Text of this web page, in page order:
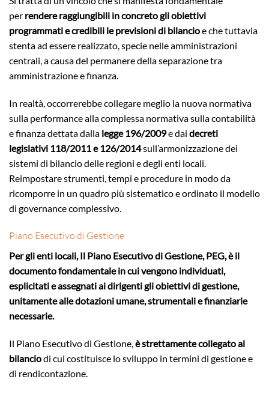
per rendere raggiungibili in concreto gli obiettivi
programmati e credibili le previsioni di bilancioe che tuttavia
stenta ad essere realizzato, specie nelle amministrazioni
centrali, a causa del permanere della separazione tra
amministrazione e finanza.
In realtà, occorrerebbe collegare meglio la nuova normativa
sulla performance alla complessa normativa sulla contabilità
e finanza dettata dalla legge 196/2009e dai decreti
legislativi 118/2011 e 126/2014sull’armonizzazione dei
sistemi di bilancio delle regioni e degli enti locali.
Reimpostare strumenti, tempi e procedure in modo da
ricomporre in un quadro più sistematico e ordinato il modello
di governance complessivo.
Piano Esecutivo di Gestione
Per gli enti locali, Il Piano Esecutivo di Gestione, PEG, è il
documento fondamentale in cui vengono individuati,
esplicitati e assegnati ai dirigenti gli obiettivi di gestione,
unitamente alle dotazioni umane, strumentali e finanziarie
necessarie.
Il Piano Esecutivo di Gestione, è strettamente collegato al
bilanciodi cui costituisce lo sviluppo in termini di gestione e
di rendicontazione.